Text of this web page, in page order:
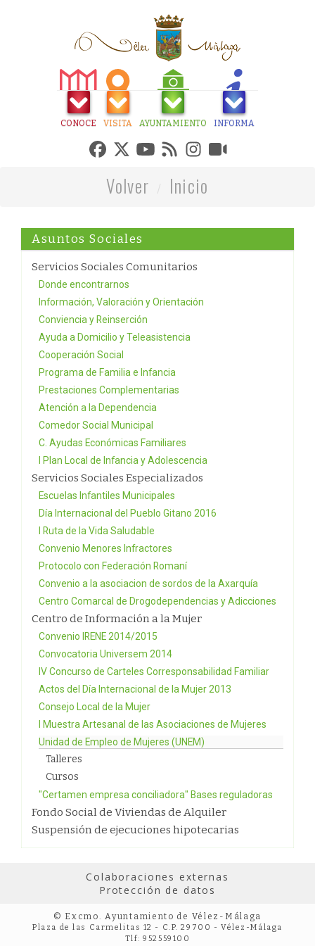
CONOCE VISITA AYUNTAMIENTO INFORMA
Volver Inicio
Asuntos Sociales
Servicios Sociales Comunitarios
Donde encontrarnos
Información, Valoración y Orientación
Conviencia y Reinserción
Ayuda a Domicilio y Teleasistencia
Cooperación Social
Programa de Familia e Infancia
Prestaciones Complementarias
Atención a la Dependencia
Comedor Social Municipal
C. Ayudas Económicas Familiares
I Plan Local de Infancia y Adolescencia
Servicios Sociales Especializados
Escuelas Infantiles Municipales
Día Internacional del Pueblo Gitano 2016
I Ruta de la Vida Saludable
Convenio Menores Infractores
Protocolo con Federación Romaní
Convenio a la asociacion de sordos de la Axarquía
Centro Comarcal de Drogodependencias y Adicciones
Centro de Información a la Mujer
Convenio IRENE 2014/2015
Convocatoria Universem 2014
IV Concurso de Carteles Corresponsabilidad Familiar
Actos del Día Internacional de la Mujer 2013
Consejo Local de la Mujer
I Muestra Artesanal de las Asociaciones de Mujeres
Unidad de Empleo de Mujeres (UNEM)
Talleres
Cursos
"Certamen empresa conciliadora" Bases reguladoras
Fondo Social de Viviendas de Alquiler
Suspensión de ejecuciones hipotecarias
Colaboraciones externas
Protección de datos
© Excmo. Ayuntamiento de Vélez-Málaga
Plaza de las Carmelitas 12 - C.P. 29700 - Vélez-Málaga
Tlf: 952559100